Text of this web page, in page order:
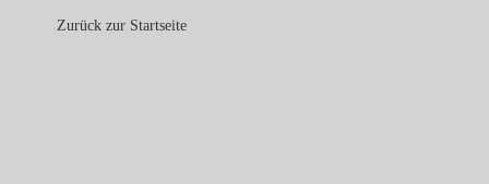
Zurück zur Startseite